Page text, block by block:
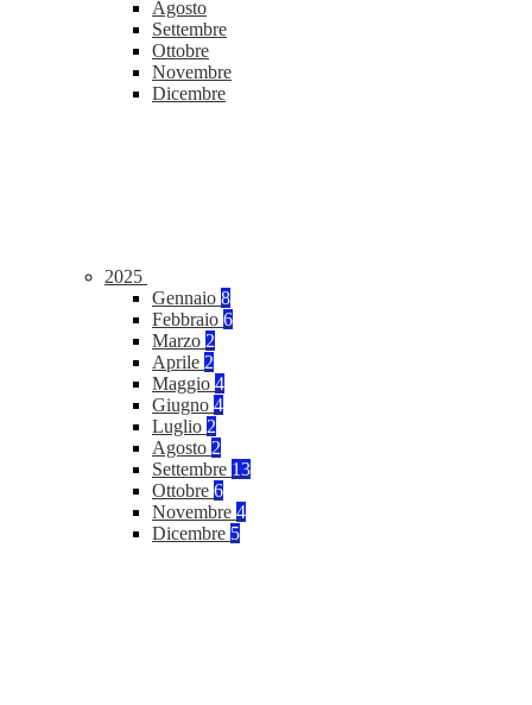
Agosto
Settembre
Ottobre
Novembre
Dicembre
2025
Gennaio 8
Febbraio 6
Marzo 2
Aprile 2
Maggio 4
Giugno 4
Luglio 2
Agosto 2
Settembre 13
Ottobre 6
Novembre 4
Dicembre 5